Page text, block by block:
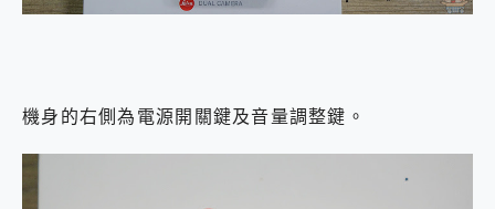
機身的右側為電源開關鍵及音量調整鍵。